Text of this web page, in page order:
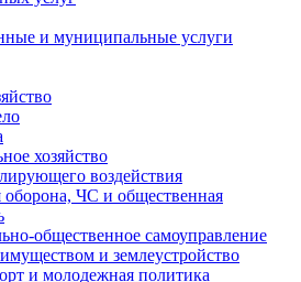
и муниципальные услуги
хозяйство
воздействия
оборона, ЧС и общественная
общественное самоуправление
и землеустройство
и молодежная политика